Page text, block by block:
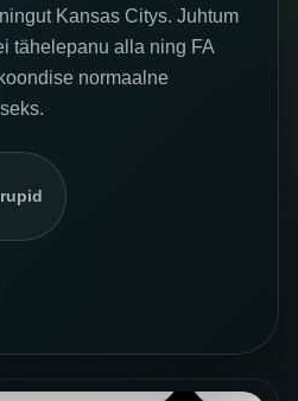
Kansas Citys. Juhtum
tähelepanu alla ning FA
normaalne